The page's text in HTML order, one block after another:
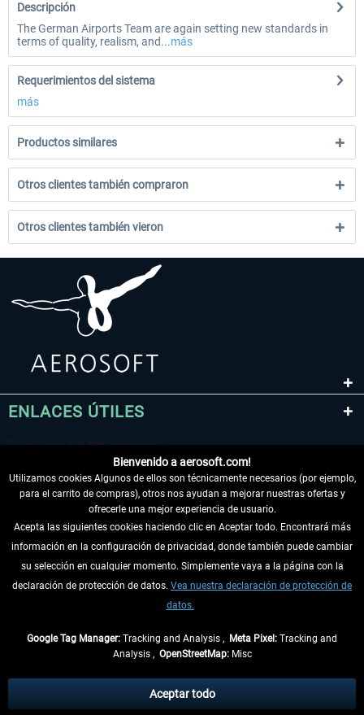
Descripción
The German Airports Team are again setting new standards in
terms of quality, realism, and...más
Requerimientos del sistema
más
Productos similares
Otros clientes también compraron
Otros clientes también vieron
ENLACES ÚTILES
DESISTIR DEL CONTRATO
INFORMACIÓN
tasas de recepción si no se describe lo contrario
** De aplicación a envíos dentro de Alemania. Los plazos de envío para los
Bienvenido a aerosoft.com!
Utilizamos cookies Algunos de ellos son técnicamente necesarios (por ejemplo,
para el carrito de compras), otros nos ayudan a mejorar nuestras ofertas y
ofrecerle una mejor experiencia de usuario.
Acepta las siguientes cookies haciendo clic en Aceptar todo. Encontrará más
información en la configuración de privacidad, donde también puede cambiar
su selección en cualquier momento. Simplemente vaya a la página con la
declaración de protección de datos. Vea nuestra declaración de protección de
datos.
Google Tag Manager: Tracking and Analysis , Meta Pixel: Tracking and
Analysis , OpenStreetMap:Misc
Aceptar todo